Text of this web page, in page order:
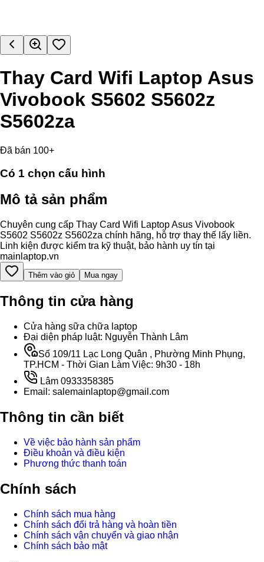
Thay Card Wifi Laptop Asus
Vivobook S5602 S5602z
S5602za
Đã bán 100+
Có 1 chọn cấu hình
Mô tả sản phẩm
Chuyên cung cấp Thay Card Wifi Laptop Asus Vivobook
S5602 S5602z S5602za chính hãng, hỗ trợ thay thế lấy liền.
Linh kiện được kiểm tra kỹ thuật, bảo hành uy tín tại
mainlaptop.vn
Thêm vào giỏ Mua ngay
Thông tin cửa hàng
Cửa hàng sữa chữa laptop
Đại diện pháp luật: Nguyễn Thành Lâm
Số 109/11 Lạc Long Quân , Phường Minh Phụng,
TP.HCM - Thời Gian Làm Việc: 9h30 - 18h
Lâm 0933358385
Email: salemainlaptop@gmail.com
Thông tin cần biết
Về việc bảo hành sản phẩm
Điều khoản và điều kiện
Phương thức thanh toán
Chính sách
Chính sách mua hàng
Chính sách đổi trả hàng và hoàn tiền
Chính sách vận chuyển và giao nhận
Chính sách bảo mật